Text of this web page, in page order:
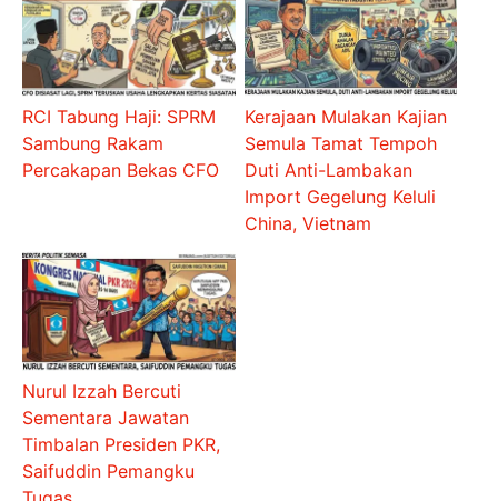
RCI Tabung Haji: SPRM
Sambung Rakam
Percakapan Bekas CFO
Kerajaan Mulakan Kajian
Semula Tamat Tempoh
Duti Anti-Lambakan
Import Gegelung Keluli
China, Vietnam
Nurul Izzah Bercuti
Sementara Jawatan
Timbalan Presiden PKR,
Saifuddin Pemangku